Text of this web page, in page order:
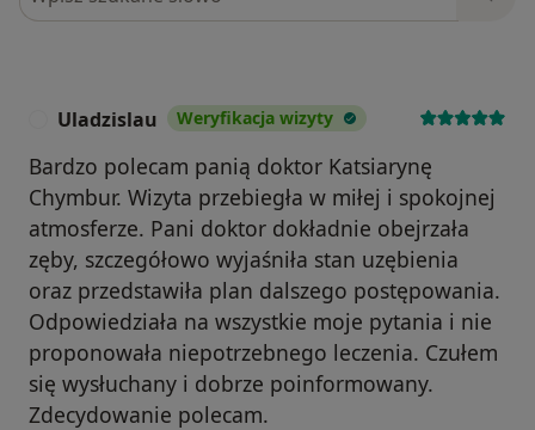
Uladzislau Weryfikacja wizyty
Bardzo polecam panią doktor Katsiarynę
Chymbur. Wizyta przebiegła w miłej i spokojnej
atmosferze. Pani doktor dokładnie obejrzała
zęby, szczegółowo wyjaśniła stan uzębienia
oraz przedstawiła plan dalszego postępowania.
Odpowiedziała na wszystkie moje pytania i nie
proponowała niepotrzebnego leczenia. Czułem
się wysłuchany i dobrze poinformowany.
Zdecydowanie polecam.